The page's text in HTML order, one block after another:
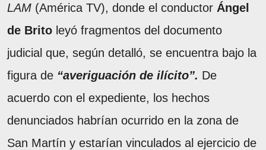
LAM (América TV), donde el conductor Ángel
de Brito leyó fragmentos del documento
judicial que, según detalló, se encuentra bajo la
figura de “averiguación de ilícito”. De
acuerdo con el expediente, los hechos
denunciados habrían ocurrido en la zona de
San Martín y estarían vinculados al ejercicio de